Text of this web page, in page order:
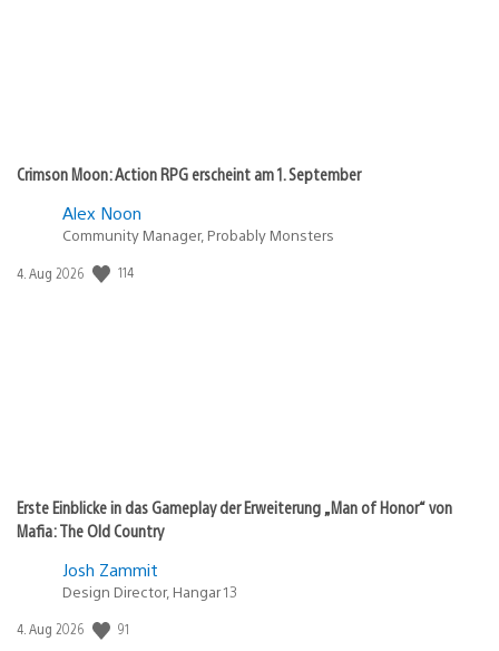
Crimson Moon: Action RPG erscheint am 1. September
Alex Noon
Community Manager, Probably Monsters
Veröffentlichungsdatum:
4. Aug 2026 114
Erste Einblicke in das Gameplay der Erweiterung „Man of Honor“ von
Mafia: The Old Country
Josh Zammit
Design Director, Hangar 13
Veröffentlichungsdatum:
4. Aug 2026 91